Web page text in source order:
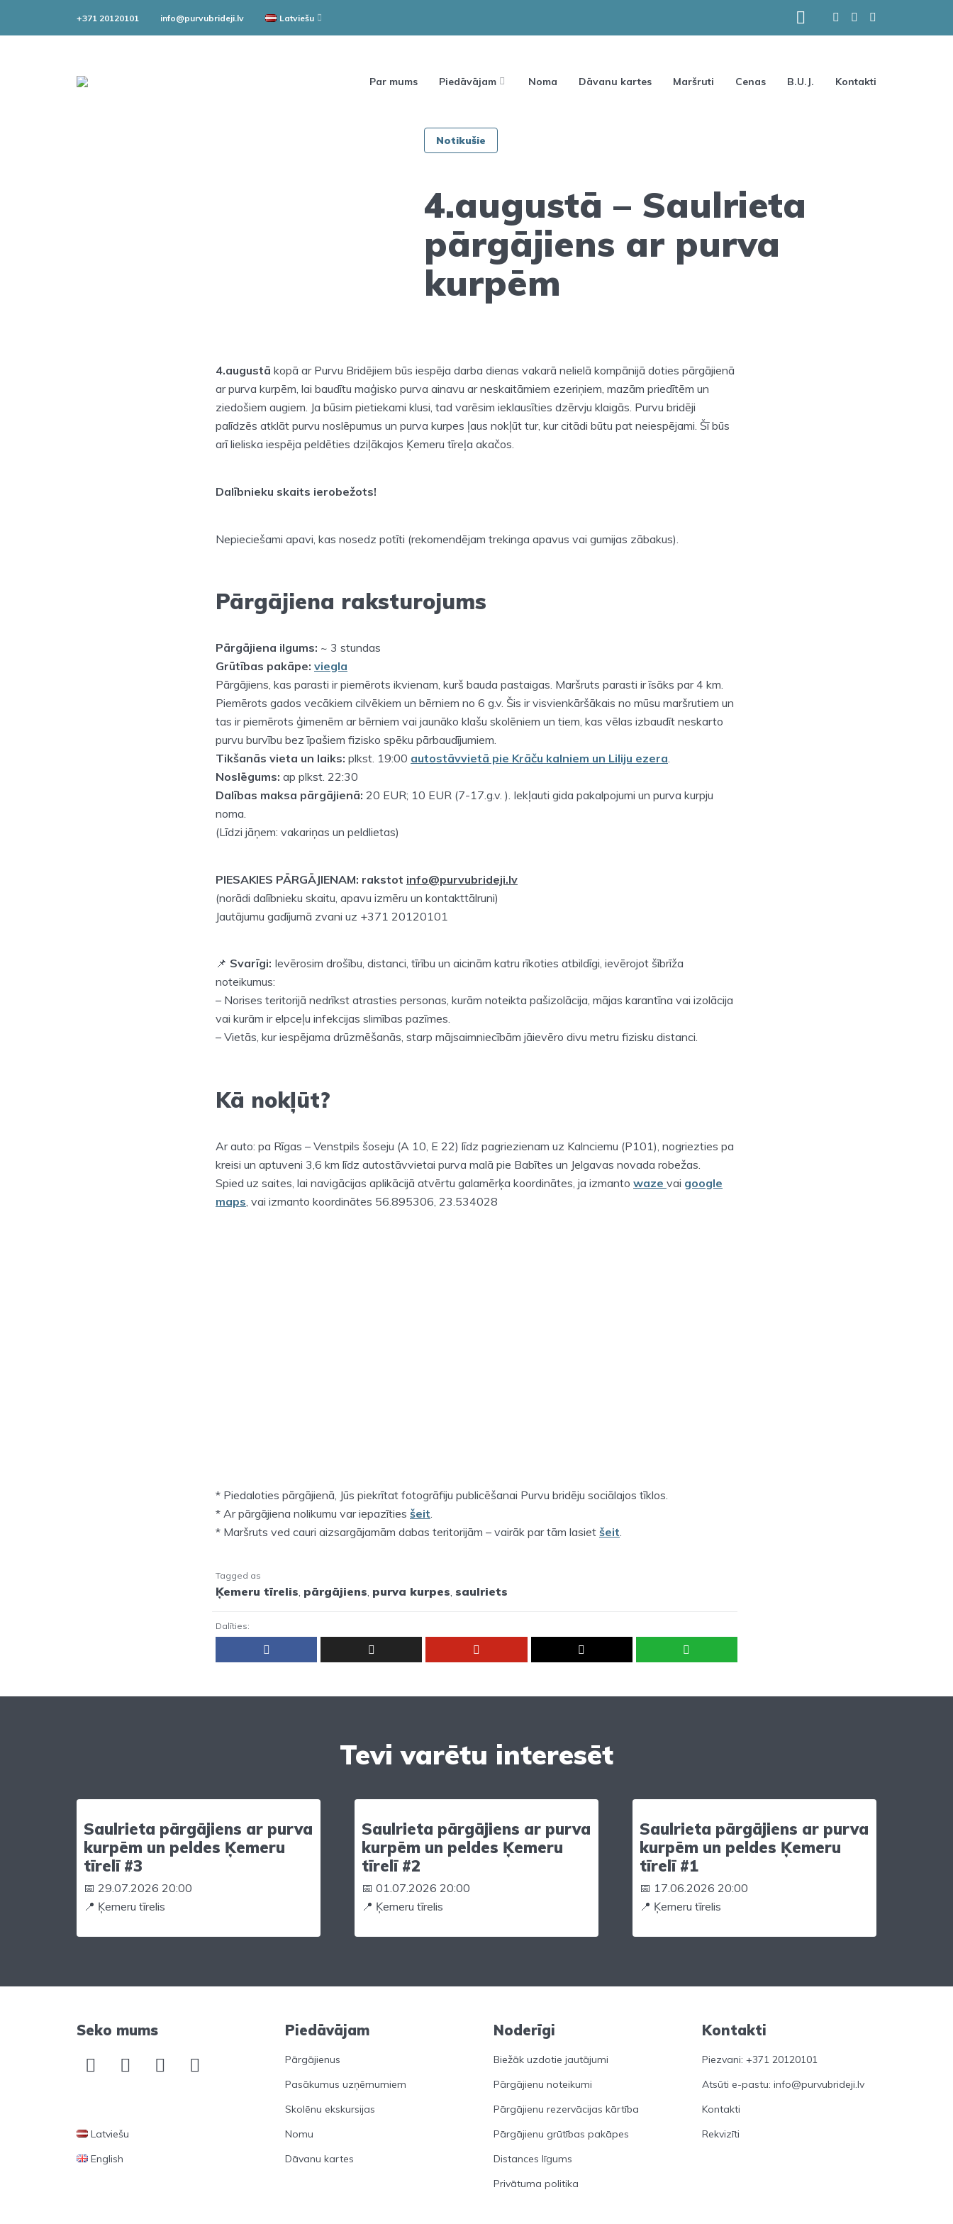
+371 20120101 info@purvubrideji.lv Latviešu
Par mums Piedāvājam Noma Dāvanu kartes Maršruti Cenas B.U.J. Kontakti
Notikušie
4.augustā – Saulrieta
pārgājiens ar purva
kurpēm
4.augustā kopā ar Purvu Bridējiem būs iespēja darba dienas vakarā nelielā kompānijā doties pārgājienā
ar purva kurpēm, lai baudītu maģisko purva ainavu ar neskaitāmiem ezeriņiem, mazām priedītēm un
ziedošiem augiem. Ja būsim pietiekami klusi, tad varēsim ieklausīties dzērvju klaigās. Purvu bridēji
palīdzēs atklāt purvu noslēpumus un purva kurpes ļaus nokļūt tur, kur citādi būtu pat neiespējami. Šī būs
arī lieliska iespēja peldēties dziļākajos Ķemeru tīreļa akačos.
Dalībnieku skaits ierobežots!
Nepieciešami apavi, kas nosedz potīti (rekomendējam trekinga apavus vai gumijas zābakus).
Pārgājiena raksturojums
Pārgājiena ilgums: ~ 3 stundas
Grūtības pakāpe: viegla
Pārgājiens, kas parasti ir piemērots ikvienam, kurš bauda pastaigas. Maršruts parasti ir īsāks par 4 km.
Piemērots gados vecākiem cilvēkiem un bērniem no 6 g.v. Šis ir visvienkāršākais no mūsu maršrutiem un
tas ir piemērots ģimenēm ar bērniem vai jaunāko klašu skolēniem un tiem, kas vēlas izbaudīt neskarto
purvu burvību bez īpašiem fizisko spēku pārbaudījumiem.
Tikšanās vieta un laiks: plkst. 19:00 autostāvvietā pie Krāču kalniem un Liliju ezera
Noslēgums: ap plkst. 22:30
Dalības maksa pārgājienā: 20 EUR; 10 EUR (7-17.g.v. ). Iekļauti gida pakalpojumi un purva kurpju
noma.
(Līdzi jāņem: vakariņas un peldlietas)
PIESAKIES PĀRGĀJIENAM: rakstot info@purvubrideji.lv
(norādi dalībnieku skaitu, apavu izmēru un kontakttālruni)
Jautājumu gadījumā zvani uz +371 20120101
📌 Svarīgi: Ievērosim drošību, distanci, tīrību un aicinām katru rīkoties atbildīgi, ievērojot šībrīža
noteikumus:
– Norises teritorijā nedrīkst atrasties personas, kurām noteikta pašizolācija, mājas karantīna vai izolācija
vai kurām ir elpceļu infekcijas slimības pazīmes.
– Vietās, kur iespējama drūzmēšanās, starp mājsaimniecībām jāievēro divu metru fizisku distanci.
Kā nokļūt?
Ar auto: pa Rīgas – Venstpils šoseju (A 10, E 22) līdz pagriezienam uz Kalnciemu (P101), nogriezties pa
kreisi un aptuveni 3,6 km līdz autostāvvietai purva malā pie Babītes un Jelgavas novada robežas.
Spied uz saites, lai navigācijas aplikācijā atvērtu galamērķa koordinātes, ja izmanto waze vai google
maps , vai izmanto koordinātes 56.895306, 23.534028
* Piedaloties pārgājienā, Jūs piekrītat fotogrāfiju publicēšanai Purvu bridēju sociālajos tīklos.
* Ar pārgājiena nolikumu var iepazīties šeit.
* Maršruts ved cauri aizsargājamām dabas teritorijām – vairāk par tām lasiet šeit.
Tagged as
Ķemeru tīrelis pārgājiens purva kurpes saulriets
Dalīties:
Tevi varētu interesēt
Saulrieta pārgājiens ar purva
kurpēm un peldes Ķemeru
tīrelī #3
📅 29.07.2026 20:00
📍 Ķemeru tīrelis
Saulrieta pārgājiens ar purva
kurpēm un peldes Ķemeru
tīrelī #2
📅 01.07.2026 20:00
📍 Ķemeru tīrelis
Saulrieta pārgājiens ar purva
kurpēm un peldes Ķemeru
tīrelī #1
📅 17.06.2026 20:00
📍 Ķemeru tīrelis
Seko mums
Latviešu
English
Piedāvājam
Pārgājienus
Pasākumus uzņēmumiem
Skolēnu ekskursijas
Nomu
Dāvanu kartes
Noderīgi
Biežāk uzdotie jautājumi
Pārgājienu noteikumi
Pārgājienu rezervācijas kārtība
Pārgājienu grūtības pakāpes
Distances līgums
Privātuma politika
Kontakti
Piezvani: +371 20120101
Atsūti e-pastu: info@purvubrideji.lv
Kontakti
Rekvizīti